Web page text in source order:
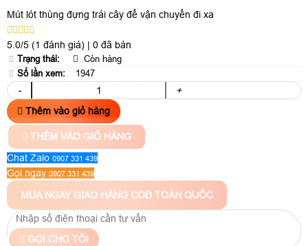
Mút lót thùng đựng trái cây để vận chuyển đi xa
5.0/5 (1 đánh giá) | 0 đã bán
Trạng thái:
Còn hàng
Số lần xem:
1947
-
+
Thêm vào giỏ hàng
THÊM VÀO GIỎ HÀNG
Chat Zalo 0907 331 439
Gọi ngay 0907 331 439
MUA NGAY GIAO HÀNG COD TOÀN QUỐC
GỌI CHO TÔI